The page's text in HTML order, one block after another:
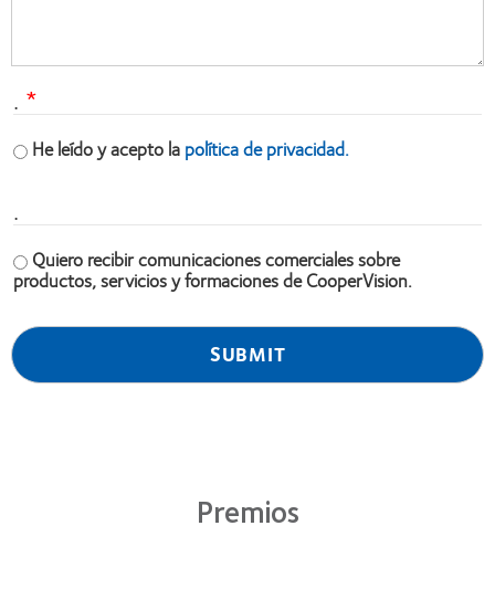
.
He leído y acepto lapolítica de privacidad.
.
Quiero recibir comunicaciones comerciales sobre
productos, servicios y formaciones de CooperVision.
Premios